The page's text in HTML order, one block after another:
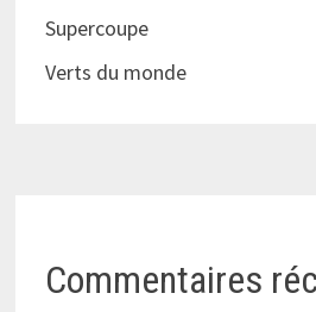
Supercoupe
Verts du monde
Commentaires